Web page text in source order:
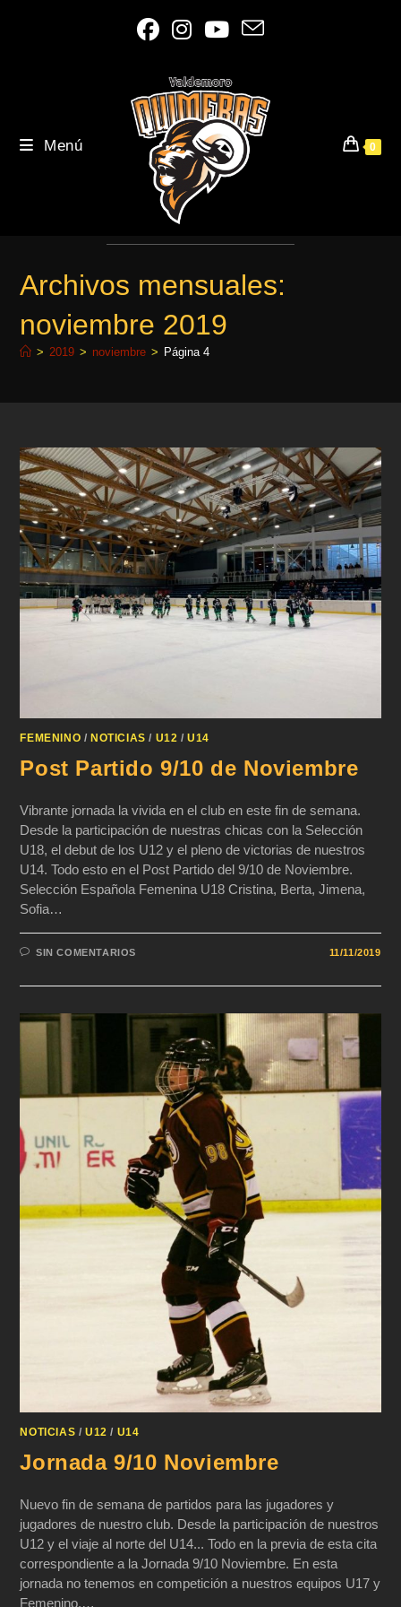
Menú 0
Archivos mensuales:
noviembre 2019
> 2019 > noviembre > Página 4
FEMENINO / NOTICIAS / U12 /U14
Post Partido 9/10 de Noviembre
Vibrante jornada la vivida en el club en este fin de semana.
Desde la participación de nuestras chicas con la Selección
U18, el debut de los U12 y el pleno de victorias de nuestros
U14. Todo esto en el Post Partido del 9/10 de Noviembre.
Selección Española Femenina U18 Cristina, Berta, Jimena,
Sofia…
SIN COMENTARIOS 11/11/2019
NOTICIAS /U12 / U14
Jornada 9/10 Noviembre
Nuevo fin de semana de partidos para las jugadores y
jugadores de nuestro club. Desde la participación de nuestros
U12 y el viaje al norte del U14... Todo en la previa de esta cita
correspondiente a la Jornada 9/10 Noviembre. En esta
jornada no tenemos en competición a nuestros equipos U17 y
Femenino.…